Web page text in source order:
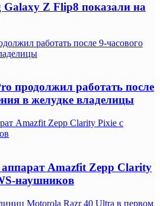
Z Flip8 показали на
работать после 9-часового
продолжил работать после
в желудке владелицы
Amazfit Zepp Clarity Pixie с
Amazfit Zepp Clarity
наушников
Motorola Razr 40 Ultra в первом